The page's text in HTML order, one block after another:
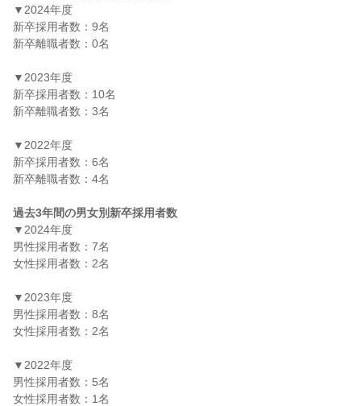
▼2024年度
新卒採用者数：9名
新卒離職者数：0名
▼2023年度
新卒採用者数：10名
新卒離職者数：3名
▼2022年度
新卒採用者数：6名
新卒離職者数：4名
過去3年間の男女別新卒採用者数
▼2024年度
男性採用者数：7名
女性採用者数：2名
▼2023年度
男性採用者数：8名
女性採用者数：2名
▼2022年度
男性採用者数：5名
女性採用者数：1名